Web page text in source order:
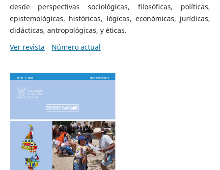
desde perspectivas sociológicas, filosóficas, políticas,
epistemológicas, históricas, lógicas, económicas, jurídicas,
didácticas, antropológicas, y éticas.
Ver revista
Número actual